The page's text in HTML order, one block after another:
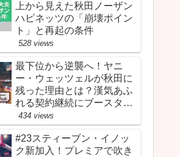
上から見えた秋田ノーザン
ハピネッツの「崩壊ポイン
ト」と再起の条件
528 views
最下位から逆襲へ！ヤニ
ー・ウェッツェルが秋田に
残った理由とは？漢気あふ
れる契約継続にブースター
が胸を熱くしたワケ
434 views
#23スティーブン・イノッ
ク新加入！プレミアで吹き